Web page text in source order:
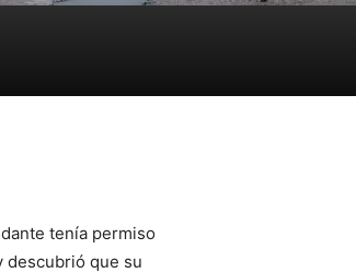
tenía permiso
descubrió que su